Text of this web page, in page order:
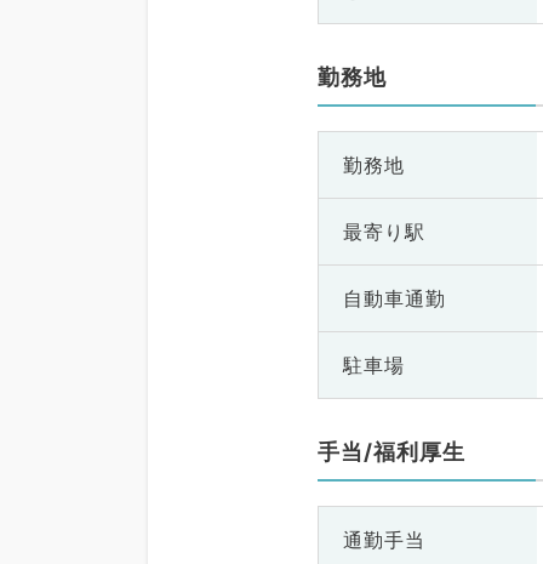
勤務地
勤務地
最寄り駅
自動車通勤
駐車場
手当/福利厚生
通勤手当